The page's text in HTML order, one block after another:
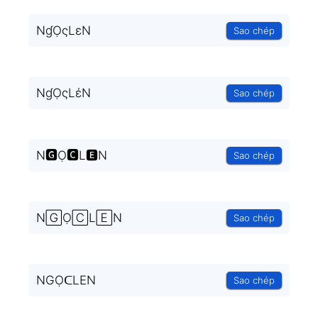
NɠỌςLεN Sao chép
NɠỌςLέN Sao chép
N🅶Ọ🅲L🅴N Sao chép
N🄶Ọ🄲L🄴N Sao chép
NGỌᑕLEN Sao chép